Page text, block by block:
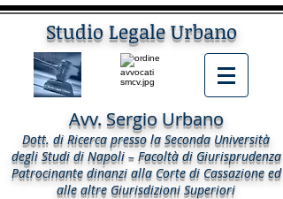
Studio Legale Urbano
Avv. Sergio Urbano
Dott. di Ricerca presso la Seconda Università
degli Studi di Napoli – Facoltà di Giurisprudenza
Patrocinante dinanzi alla Corte di Cassazione ed
alle altre Giurisdizioni Superiori